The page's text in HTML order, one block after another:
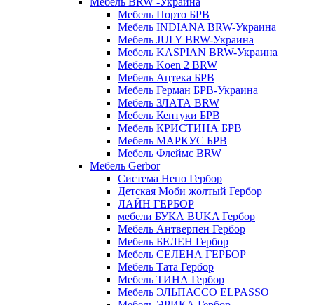
Мебель Порто БРВ
Мебель INDIANA BRW-Украина
Мебель JULY BRW-Украина
Мебель KASPIAN BRW-Украина
Мебель Koen 2 BRW
Мебель Ацтека БРВ
Мебель Герман БРВ-Украина
Мебель ЗЛАТА BRW
Мебель Кентуки БРВ
Мебель КРИСТИНА БРВ
Мебель МАРКУС БРВ
Мебель Флеймс BRW
Мебель Gerbor
Cистема Непо Гербор
Детская Моби жолтый Гербор
ЛАЙН ГЕРБОР
мебели БУКА BUKA Гербор
Мебель Антверпен Гербор
Мебель БЕЛЕН Гербор
Мебель СЕЛЕНА ГЕРБОР
Мебель Тата Гербор
Мебель ТИНА Гербор
Мебель ЭЛЬПАССО ELPASSO